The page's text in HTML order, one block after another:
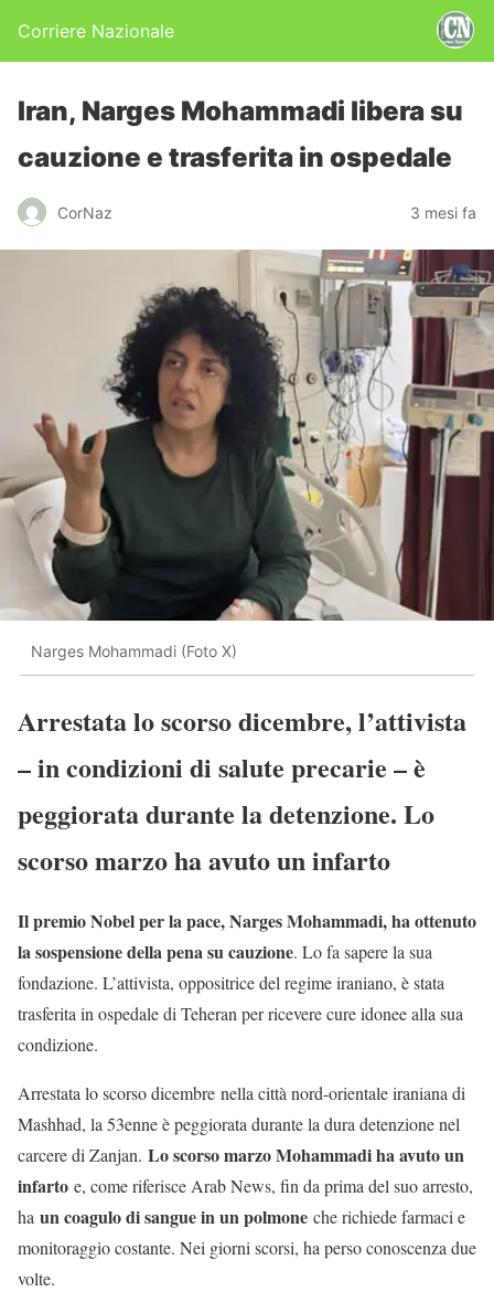
Corriere Nazionale
Iran, Narges Mohammadi libera su
cauzione e trasferita in ospedale
CorNaz 3 mesi fa
Narges Mohammadi (Foto X)
Arrestata lo scorso dicembre, l’attivista
– in condizioni di salute precarie – è
peggiorata durante la detenzione. Lo
scorso marzo ha avuto un infarto
Il premio Nobel per la pace, Narges Mohammadi, ha ottenuto
la sospensione della pena su cauzione. Lo fa sapere la sua
fondazione. L’attivista, oppositrice del regime iraniano, è stata
trasferita in ospedale di Teheran per ricevere cure idonee alla sua
condizione.
Arrestata lo scorso dicembre nella città nord-orientale iraniana di
Mashhad, la 53enne è peggiorata durante la dura detenzione nel
carcere di Zanjan. Lo scorso marzo Mohammadi ha avuto un
infarto e, come riferisce Arab News, fin da prima del suo arresto,
ha un coagulo di sangue in un polmone che richiede farmaci e
monitoraggio costante. Nei giorni scorsi, ha perso conoscenza due
volte.